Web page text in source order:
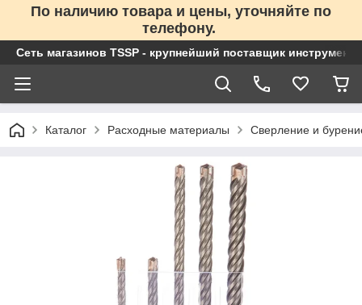
По наличию товара и цены, уточняйте по
телефону.
Сеть магазинов TSSP - крупнейший поставщик
Каталог Расходные материалы Сверление и